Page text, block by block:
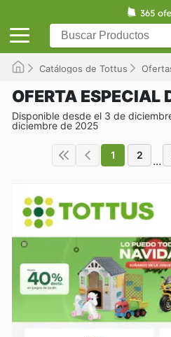
Catálogos de Tottus
OFERTA ESPECIAL
Disponible desde el 3 de
diciembre de 2025
1 2 ...